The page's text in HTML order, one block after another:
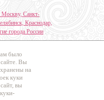
было
Вы
на
куки
вы
Москву, Санкт-
Краснодар,
города России .